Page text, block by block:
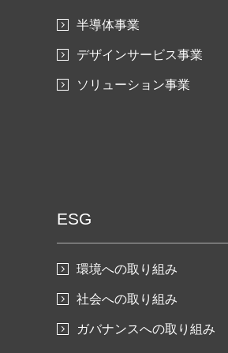
半導体事業
デザインサービス事業
ソリューション事業
ESG
環境への取り組み
社会への取り組み
ガバナンスへの取り組み